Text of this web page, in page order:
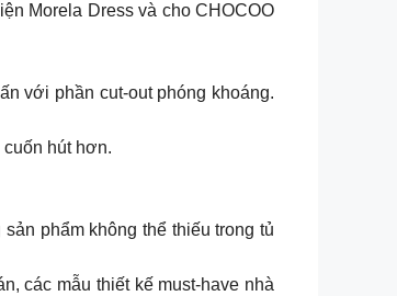
Morela Dress và cho CHOCOO
với phần cut-out phóng khoáng.
cuốn hút hơn.
phẩm không thể thiếu trong tủ
các mẫu thiết kế must-have nhà